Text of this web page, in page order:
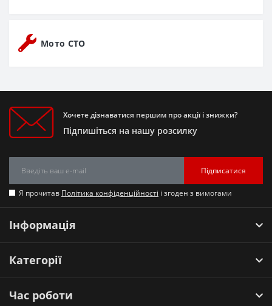
Мото СТО
Хочете дізнаватися першим про акції і знижки?
Підпишіться на нашу розсилку
Підписатися
Я прочитав Політика конфіденційності і згоден з вимогами
Інформація
Категорії
Час роботи